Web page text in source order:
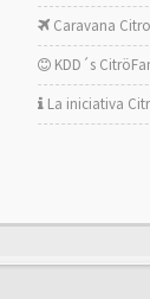
Caravana
KDD´s
La iniciativa